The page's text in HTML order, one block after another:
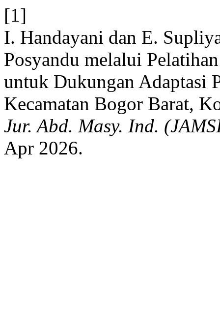
[1]
I. Handayani dan E.
Posyandu melalui
untuk Dukungan Adaptasi
Kecamatan Bogor Barat,
Jur. Abd. Masy. Ind.
Apr 2026.